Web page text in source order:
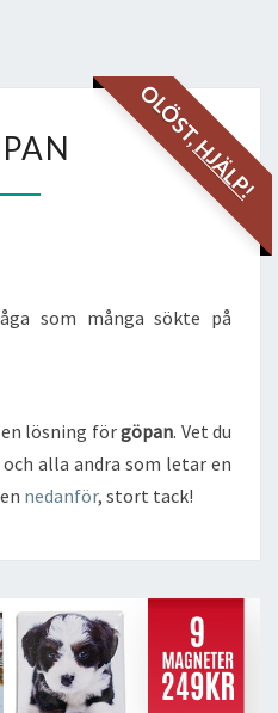
OLÖST,
HJÄLP!
som många sökte på
lösning förgöpan. Vet du
och alla andra som letar en
nedanför, stort tack!